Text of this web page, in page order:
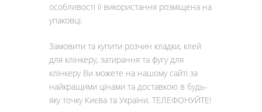
особливості її використання розміщена на
упаковці.
Замовити та купити розчин кладки, клей
для клінкеру, затирання та фугу для
клінкеру Ви можете на нашому сайті за
найкращими цінами та доставкою в будь-
яку точку Києва та України. ТЕЛЕФОНУЙТЕ!